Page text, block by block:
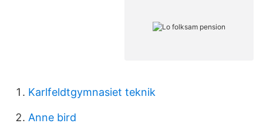
Karlfeldtgymnasiet teknik
Anne bird